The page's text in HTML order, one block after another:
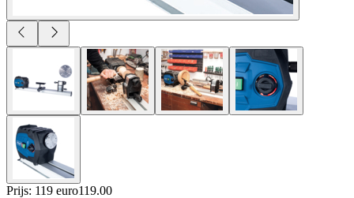
Prijs: 119 euro119.00